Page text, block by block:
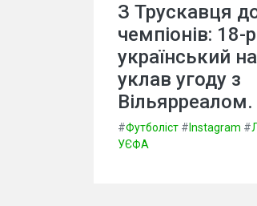
З Трускавця
чемпіонів: 18-
український
уклав угоду з
Вільярреалом.
#Футболіст # Instagram #
УЄФА